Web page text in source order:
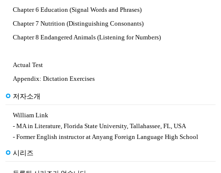
Chapter 6 Education (Signal Words and Phrases)
Chapter 7 Nutrition (Distinguishing Consonants)
Chapter 8 Endangered Animals (Listening for Numbers)
Actual Test
Appendix: Dictation Exercises
저자소개
William Link
- MA in Literature, Florida State University, Tallahassee, FL, USA
- Former English instructor at Anyang Foreign Language High School
시리즈